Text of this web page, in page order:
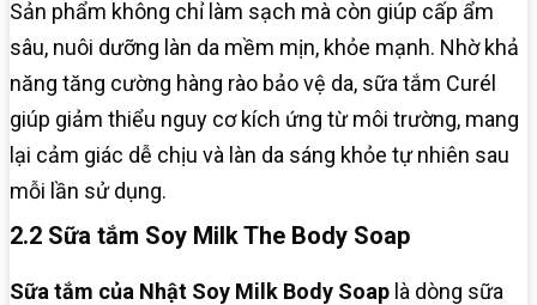
Sản phẩm không chỉ làm sạch mà còn giúp cấp ẩm
sâu, nuôi dưỡng làn da mềm mịn, khỏe mạnh. Nhờ khả
năng tăng cường hàng rào bảo vệ da, sữa tắm Curél
giúp giảm thiểu nguy cơ kích ứng từ môi trường, mang
lại cảm giác dễ chịu và làn da sáng khỏe tự nhiên sau
mỗi lần sử dụng.
2.2 Sữa tắm Soy Milk The Body Soap
Sữa tắm của Nhật Soy Milk Body Soap là dòng sữa